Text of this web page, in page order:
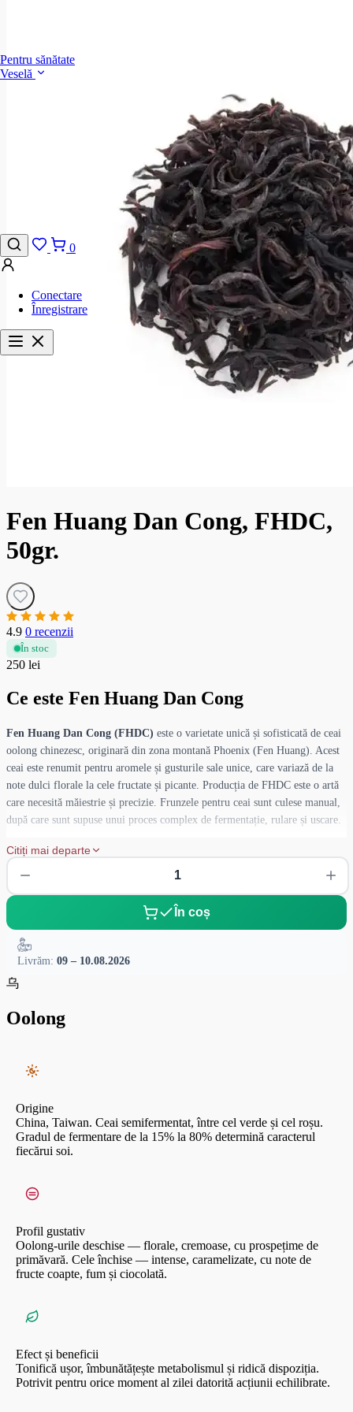
Pentru sănătate
Veselă
0
Conectare
Înregistrare
Fen Huang Dan Cong, FHDC,
50gr.
4.9 0 recenzii
În stoc
250 lei
Ce este Fen Huang Dan Cong
Fen Huang Dan Cong (FHDC) este o varietate unică și sofisticată de ceai
oolong chinezesc, originară din zona montană Phoenix (Fen Huang). Acest
ceai este renumit pentru aromele și gusturile sale unice, care variază de la
note dulci florale la cele fructate și picante. Producția de FHDC este o artă
care necesită măiestrie și precizie. Frunzele pentru ceai sunt culese manual,
după care sunt supuse unui proces complex de fermentație, rulare și uscare.
proprietăți benefice
microelemente și vitamine, ce îi conferă nu doar un gust inconfundabil, dar
și o serie de proprietăți benefice.
Fen Huang Dan Cong conține:
Antioxidanți, inclusiv polifenoli și catehine, care ajută la combaterea
Minerale, precum potasiu, magneziu și fluor, necesare pentru sănătatea
oaselor și dinților.
Vitamine din grupa B, care susțin metabolismul energetic și sănătatea
Citiți mai departe
În coș
Livrăm: 09 – 10.08.2026
乌
Oolong
Origine
China, Taiwan. Ceai semifermentat, între cel verde și cel roșu.
Gradul de fermentare de la 15% la 80% determină caracterul
fiecărui soi.
Profil gustativ
Oolong-urile deschise — florale, cremoase, cu prospețime de
primăvară. Cele închise — intense, caramelizate, cu note de
fructe coapte, fum și ciocolată.
Efect și beneficii
Tonifică ușor, îmbunătățește metabolismul și ridică dispoziția.
Potrivit pentru orice moment al zilei datorită acțiunii echilibrate.